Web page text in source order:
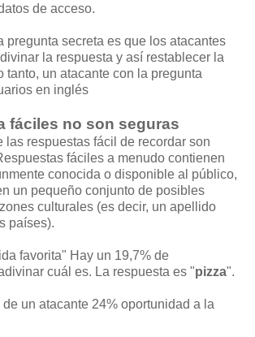
de acceso.
pregunta secreta es que los atacantes
la respuesta y así restablecer la
tanto, un atacante con la pregunta
en inglés
fáciles no son seguras
las respuestas fácil de recordar son
fáciles a menudo contienen
conocida o disponible al público,
un pequeño conjunto de posibles
culturales (es decir, un apellido
países).
favorita" Hay un 19,7% de
cuál es. La respuesta es "pizza".
un atacante 24% oportunidad a la